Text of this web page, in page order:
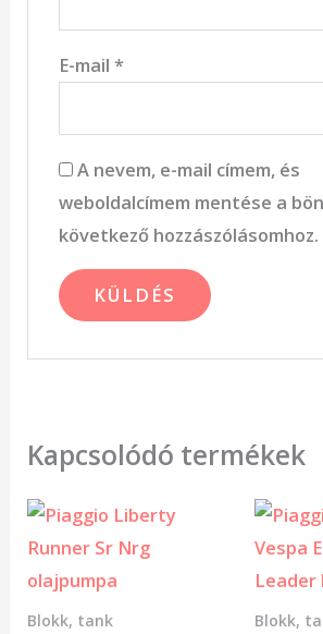
E-mail *
A nevem, e-mail címem, és
weboldalcímem mentése a
következő hozzászólásomhoz.
Kapcsolódó termékek
Blokk, tank Blokk,